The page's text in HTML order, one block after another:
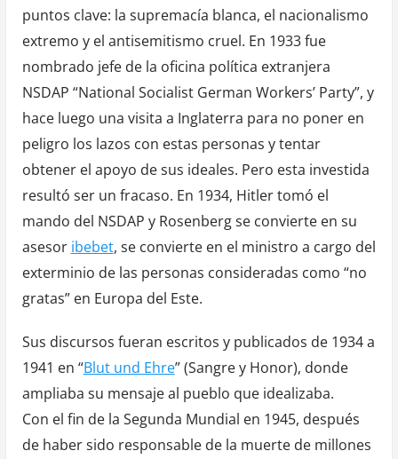
puntos clave: la supremacía blanca, el nacionalismo
extremo y el antisemitismo cruel. En 1933 fue
nombrado jefe de la oficina política extranjera
NSDAP “National Socialist German Workers’ Party”, y
hace luego una visita a Inglaterra para no poner en
peligro los lazos con estas personas y tentar
obtener el apoyo de sus ideales. Pero esta investida
resultó ser un fracaso. En 1934, Hitler tomó el
mando del NSDAP y Rosenberg se convierte en su
asesor ibebet, se convierte en el ministro a cargo del
exterminio de las personas consideradas como “no
gratas” en Europa del Este.
Sus discursos fueran escritos y publicados de 1934 a
1941 en “Blut und Ehre” (Sangre y Honor), donde
ampliaba su mensaje al pueblo que idealizaba.
Con el fin de la Segunda Mundial en 1945, después
de haber sido responsable de la muerte de millones